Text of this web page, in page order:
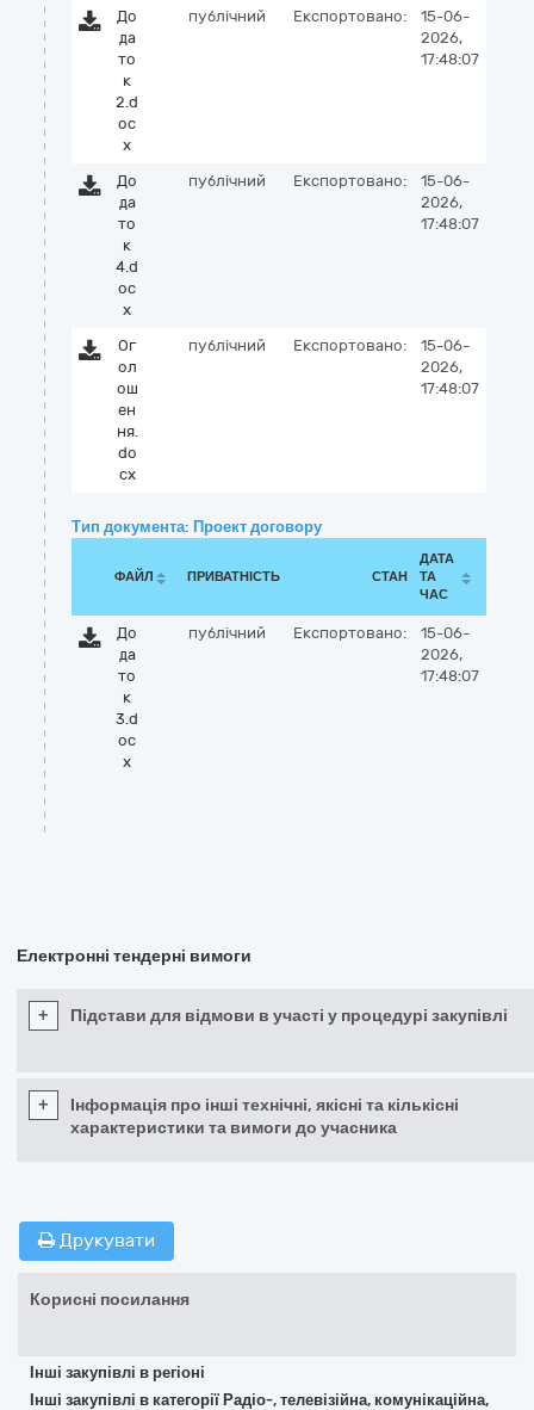
До
да
то
к
2.d
oc
x
публічний Експортовано:
15-06-
2026,
17:48:07
До
да
то
к
4.d
oc
x
публічний Експортовано:
15-06-
2026,
17:48:07
Ог
ол
ош
ен
ня.
do
cx
публічний Експортовано:
15-06-
2026,
17:48:07
Тип документа: Проект договору
ФАЙЛ ПРИВАТНІСТЬ СТАН
ДАТА
ТА
ЧАС
До
да
то
к
3.d
oc
x
публічний Експортовано:
15-06-
2026,
17:48:07
Електронні тендерні вимоги
+ Підстави для відмови в участі у процедурі закупівлі
+
Інформація про інші технічні, якісні та кількісні
характеристики та вимоги до учасника
Друкувати
Корисні посилання
Інші закупівлі в регіоні
Інші закупівлі в категорії Радіо-, телевізійна, комунікаційна,